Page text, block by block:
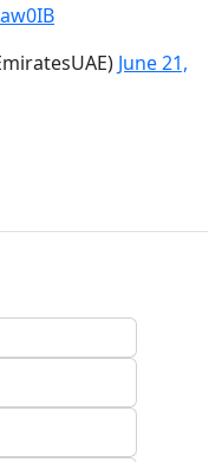
June 21,